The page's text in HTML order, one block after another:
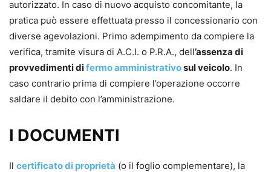
autorizzato. In caso di nuovo acquisto concomitante, la
pratica può essere effettuata presso il concessionario con
diverse agevolazioni. Primo adempimento da compiere la
verifica, tramite visura di A.C.I. o P.R.A., dell’assenza di
provvedimenti difermo amministrativosul veicolo. In
caso contrario prima di compiere l’operazione occorre
saldare il debito con l’amministrazione.
I DOCUMENTI
Il certificato di proprietà (o il foglio complementare), la